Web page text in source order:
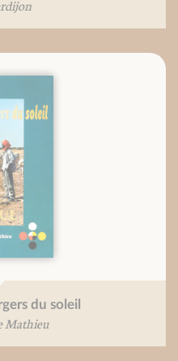
du soleil
Mathieu